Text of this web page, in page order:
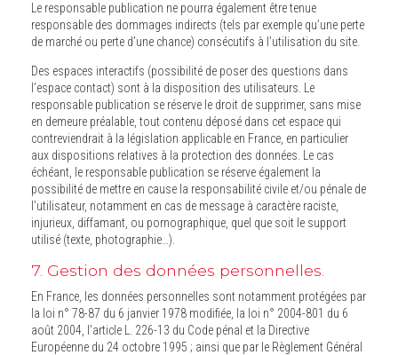
Le responsable publication ne pourra également être tenue
responsable des dommages indirects (tels par exemple qu’une perte
de marché ou perte d’une chance) consécutifs à l’utilisation du site.
Des espaces interactifs (possibilité de poser des questions dans
l’espace contact) sont à la disposition des utilisateurs. Le
responsable publication se réserve le droit de supprimer, sans mise
en demeure préalable, tout contenu déposé dans cet espace qui
contreviendrait à la législation applicable en France, en particulier
aux dispositions relatives à la protection des données. Le cas
échéant, le responsable publication se réserve également la
possibilité de mettre en cause la responsabilité civile et/ou pénale de
l’utilisateur, notamment en cas de message à caractère raciste,
injurieux, diffamant, ou pornographique, quel que soit le support
utilisé (texte, photographie…).
7. Gestion des données personnelles.
En France, les données personnelles sont notamment protégées par
la loi n° 78-87 du 6 janvier 1978 modifiée, la loi n° 2004-801 du 6
août 2004, l’article L. 226-13 du Code pénal et la Directive
Européenne du 24 octobre 1995 ; ainsi que par le Règlement Général